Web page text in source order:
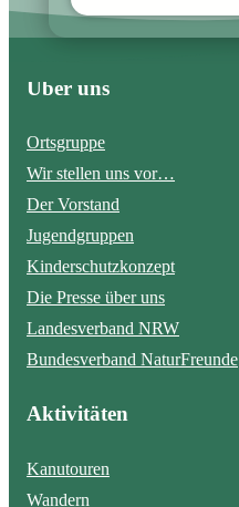
Über uns
Ortsgruppe
Wir stellen uns vor…
Der Vorstand
Jugendgruppen
Kinderschutzkonzept
Die Presse über uns
Landesverband NRW
Bundesverband NaturFreunde
Aktivitäten
Kanutouren
Wandern